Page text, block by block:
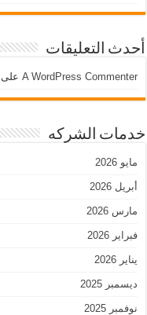
أحدث التعليقات
A WordPress Commenter على
خدمات الشركه
مايو 2026
أبريل 2026
مارس 2026
فبراير 2026
يناير 2026
ديسمبر 2025
نوفمبر 2025